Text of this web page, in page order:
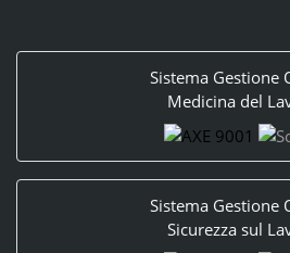
Sistema Gestione
Medicina del
Sistema Gestione
Sicurezza sul